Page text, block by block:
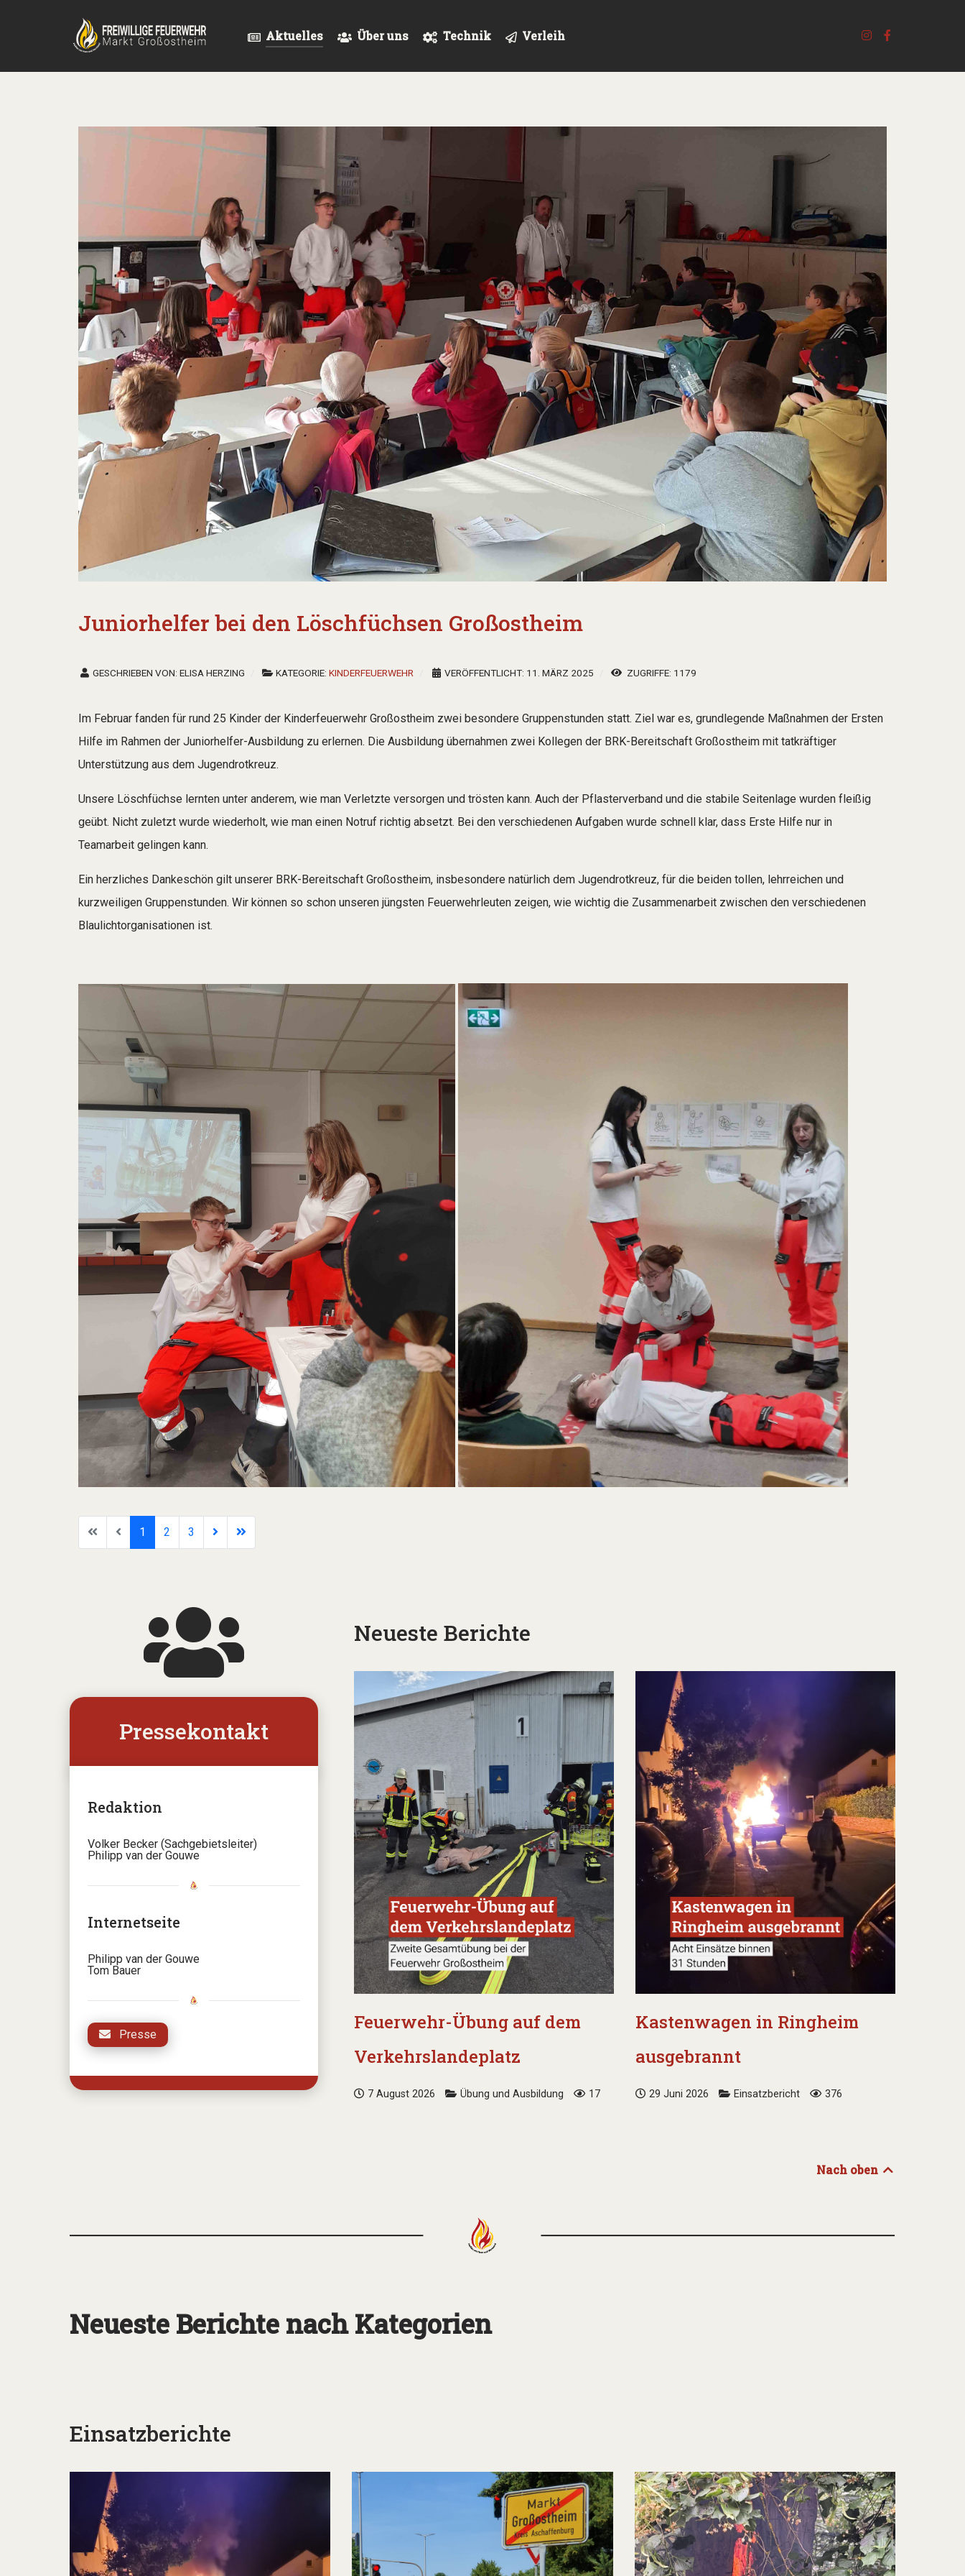
Aktuelles Über uns Technik Verleih
Juniorhelfer bei den Löschfüchsen Großostheim
GESCHRIEBEN VON: ELISA HERZING KATEGORIE: KINDERFEUERWEHR VERÖFFENTLICHT: 11. MÄRZ 2025 ZUGRIFFE: 1179
Im Februar fanden für rund 25 Kinder der Kinderfeuerwehr Großostheim zwei besondere Gruppenstunden statt. Ziel war es, grundlegende Maßnahmen der Ersten
Hilfe im Rahmen der Juniorhelfer-Ausbildung zu erlernen. Die Ausbildung übernahmen zwei Kollegen der BRK-Bereitschaft Großostheim mit tatkräftiger
Unterstützung aus dem Jugendrotkreuz.
Unsere Löschfüchse lernten unter anderem, wie man Verletzte versorgen und trösten kann. Auch der Pflasterverband und die stabile Seitenlage wurden fleißig
geübt. Nicht zuletzt wurde wiederholt, wie man einen Notruf richtig absetzt. Bei den verschiedenen Aufgaben wurde schnell klar, dass Erste Hilfe nur in
Teamarbeit gelingen kann.
Ein herzliches Dankeschön gilt unserer BRK-Bereitschaft Großostheim, insbesondere natürlich dem Jugendrotkreuz, für die beiden tollen, lehrreichen und
kurzweiligen Gruppenstunden. Wir können so schon unseren jüngsten Feuerwehrleuten zeigen, wie wichtig die Zusammenarbeit zwischen den verschiedenen
Blaulichtorganisationen ist.
1 2 3
Pressekontakt
Redaktion
Volker Becker (Sachgebietsleiter)
Philipp van der Gouwe
Internetseite
Philipp van der Gouwe
Tom Bauer
Presse
Neueste Berichte
Feuerwehr-Übung auf dem
Verkehrslandeplatz
7 August 2026 Übung und Ausbildung 17
Kastenwagen in Ringheim
ausgebrannt
29 Juni 2026 Einsatzbericht 376
Nach oben
Neueste Berichte nach Kategorien
Einsatzberichte